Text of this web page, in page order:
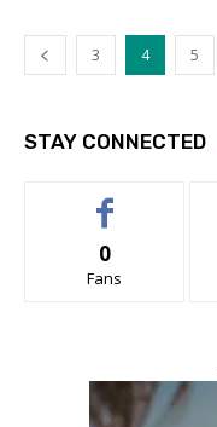
3 4 5
STAY CONNECTED
0
Fans